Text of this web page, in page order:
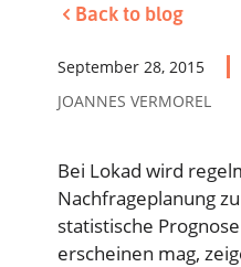
Back to blog
September 28, 2015
JOANNES VERMOREL
Bei Lokad wird
Nachfrageplanung
statistische
erscheinen mag,